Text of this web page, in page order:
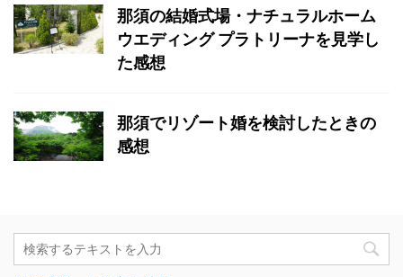
那須の結婚式場・ナチュラルホーム
ウエディング プラトリーナを見学し
た感想
那須でリゾート婚を検討したときの
感想